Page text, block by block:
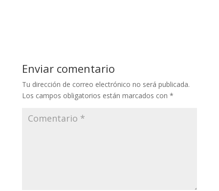
Enviar comentario
Tu dirección de correo electrónico no será publicada.
Los campos obligatorios están marcados con *